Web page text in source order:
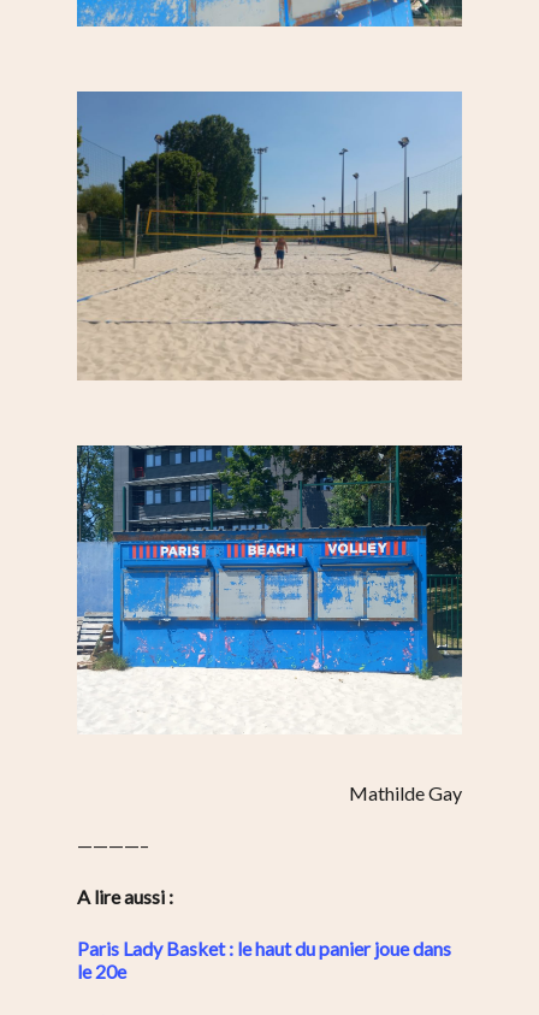
Mathilde Gay
————–
A lire aussi :
Paris Lady Basket : le haut du panier joue dans
le 20e